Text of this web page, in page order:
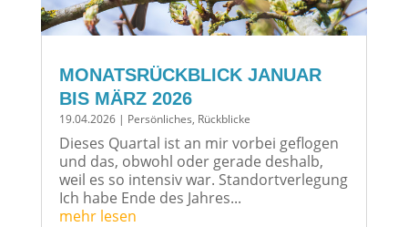
MONATSRÜCKBLICK JANUAR
BIS MÄRZ 2026
19.04.2026| Persönliches, Rückblicke
Dieses Quartal ist an mir vorbei geflogen
und das, obwohl oder gerade deshalb,
weil es so intensiv war. Standortverlegung
Ich habe Ende des Jahres...
mehr lesen